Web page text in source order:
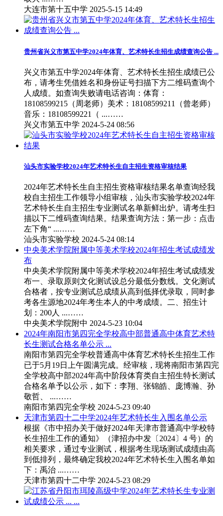
大连市第十五中学 2025-5-15 14:49
贵州省兴义市第五中学2024年体育、艺术特长生招生成绩查询公告 ...
兴义市第五中学2024年体育、艺术特长生招生成绩已公
布，请考生凭借姓名和身份证号扫描下方二维码查询个
人成绩。如查询失败请电话咨询：体育：
18108599215（周老师）美术：18108599211（曾老师）
音乐：18108599221（ ...……
兴义市第五中学 2024-5-24 08:56
汕头市实验学校2024年艺术特长生自主招生资格审核结果
2024年艺术特长生自主招生资格审核结果名单查询经我
校自主招生工作领导小组审核，汕头市实验学校2024年
艺术特长生自主招生专业测试名单新鲜出炉。请考生扫
描以下二维码查询结果。结果查询方法：第一步：点击
左下角“ ...……
汕头市实验学校 2024-5-24 08:14
中央美术学院附属中等美术学校2024年招生考试成绩发
布
中央美术学院附属中等美术学校2024年招生考试成绩发
布一、录取原则文化测试设总分最低分数线。文化测试
合格者，按专业测试总成绩从高到低择优录取，同时参
考各生源地2024年考生本人的中考成绩。二、招生计
划：200人 ...……
中央美术学院附中 2024-5-23 10:04
2024年南阳市第四完全学校高中部普通高中体育艺术特
长生测试合格名单公示 ...
南阳市第四完全学校普通高中体育艺术特长生招生工作
已于5月19日上午圆满完成。经审核，现将南阳市第四完
全学校高中部2024年高中阶段体育类自主招生特长测试
合格名单予以公示，如下：李翔、张锦皓、庞博瀚、孙
敬哲、 ...……
南阳市第四完全学校 2024-5-23 09:40
​天津市第四十二中学2024年艺术特长生入围名单公示
根据《市中招办关于做好2024年天津市普通高中学校特
长生招生工作的通知》（津招办中发〔2024〕4 号）的
相关要求，通过专业测试，根据考生现场测试成绩由高
到低排列，最终确定我校2024年艺术特长生入围名单如
下：禹治 ...……
​天津市第四十二中学 2024-5-23 08:29